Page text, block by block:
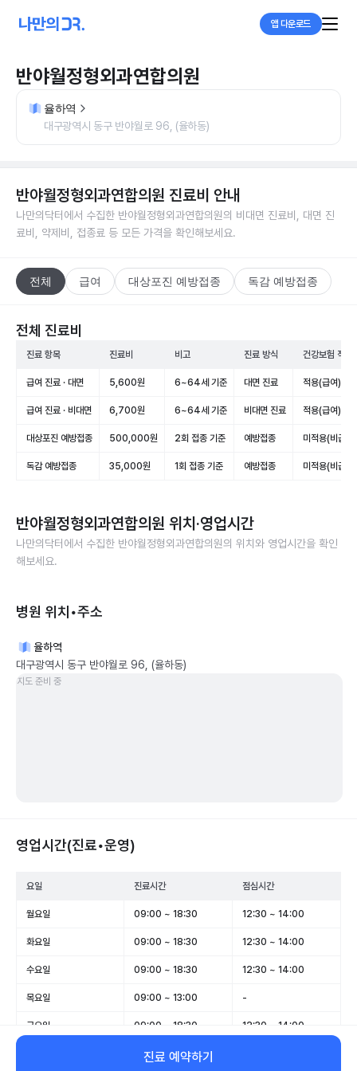
앱 다운로드
반야월정형외과연합의원
율하역
대구광역시 동구 반야월로 96, (율하동)
반야월정형외과연합의원 진료비 안내
나만의닥터에서 수집한 반야월정형외과연합의원의 비대면 진료비, 대면 진
료비, 약제비, 접종료 등 모든 가격을 확인해보세요.
전체 급여 대상포진 예방접종 독감 예방접종
전체 진료비
진료 항목 진료비 비고 진료 방식 건강보험 적용
급여 진료 · 대면 5,600원 6~64세 기준 대면 진료 적용(급여)
급여 진료 · 비대면 6,700원 6~64세 기준 비대면 진료 적용(급여)
대상포진 예방접종 500,000원 2회 접종 기준 예방접종 미적용(비급여)
독감 예방접종 35,000원 1회 접종 기준 예방접종 미적용(비급여)
반야월정형외과연합의원 위치·영업시간
나만의닥터에서 수집한 반야월정형외과연합의원의 위치와 영업시간을 확인
해보세요.
병원 위치•주소
율하역
대구광역시 동구 반야월로 96, (율하동)
지도 준비 중
영업시간(진료•운영)
요일 진료시간 점심시간
월요일 09:00 ~ 18:30 12:30 ~ 14:00
화요일 09:00 ~ 18:30 12:30 ~ 14:00
수요일 09:00 ~ 18:30 12:30 ~ 14:00
목요일 09:00 ~ 13:00 -
금요일 09:00 ~ 18:30 12:30 ~ 14:00
09:00 ~ 13:00
진료 예약하기